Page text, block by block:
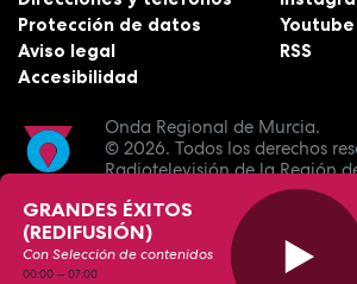
Onda Regional de Murcia.
© 2026. Todos los derechos
Radiotelevisión de la Región
Protección de datos
Aviso legal
Accesibilidad
Youtube
RSS
GRANDES ÉXITOS
(REDIFUSIÓN)
Con Selección de contenidos
00:00—07:00